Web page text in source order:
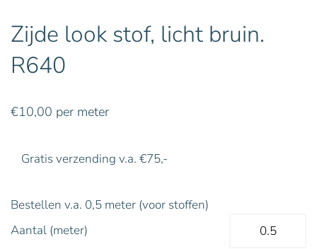
Zijde look stof, licht bruin.
R640
€10,00 per meter
Gratis verzending v.a. €75,-
Bestellen v.a. 0,5 meter (voor stoffen)
Aantal (meter)